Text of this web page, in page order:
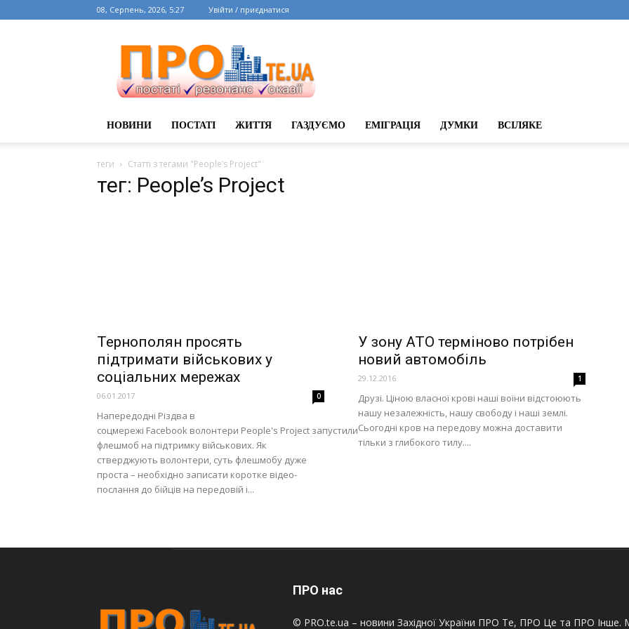
08, Серпень, 2026, 5:27 Увійти / приєднатися
НОВИНИ ПОСТАТІ ЖИТТЯ ГАЗДУЄМО ЕМІГРАЦІЯ ДУМКИ ВСІЛЯКЕ
теги Статті з тегами "People’s Project"
тег: People’s Project
Тернополян просять
підтримати військових у
соціальних мережах
06.01.2017 0
Напередодні Різдва в
соцмережі Facebook волонтери People's Project запустили
флешмоб на підтримку військових. Як
стверджують волонтери, суть флешмобу дуже
проста – необхідно записати коротке відео-
послання до бійців на передовій і...
У зону АТО терміново потрібен
новий автомобіль
29.12.2016 1
Друзі. Ціною власної крові наші воїни відстоюють
нашу незалежність, нашу свободу і наші землі.
Сьогодні кров на передову можна доставити
тільки з глибокого тилу....
ПРО нас
© PRO.te.ua – новини Західної України ПРО Те, ПРО Це та ПРО Інше.